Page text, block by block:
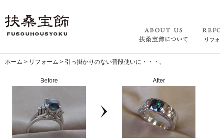
ホーム > リフォーム > 引っ掛かりのない普段使いに・・・。
Before After